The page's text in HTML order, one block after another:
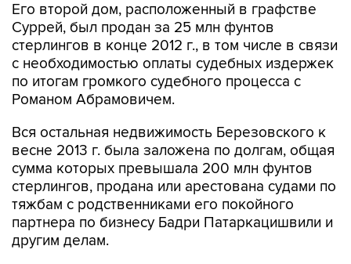
Его второй дом, расположенный в графстве
Суррей, был продан за 25 млн фунтов
стерлингов в конце 2012 г., в том числе в связи
с необходимостью оплаты судебных издержек
по итогам громкого судебного процесса с
Романом Абрамовичем.
Вся остальная недвижимость Березовского к
весне 2013 г. была заложена по долгам, общая
сумма которых превышала 200 млн фунтов
стерлингов, продана или арестована судами по
тяжбам с родственниками его покойного
партнера по бизнесу Бадри Патаркацишвили и
другим делам.